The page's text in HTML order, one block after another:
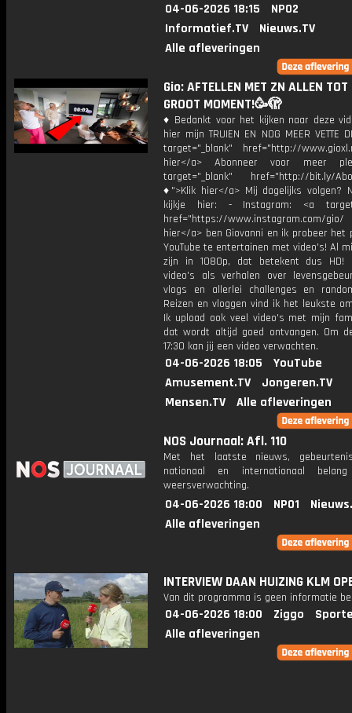
04-06-2026 18:15
NPO2
Informatief.TV
Nieuws.TV
Alle afleveringen
Gio: AFTELLEN MET ZN ALLEN TOT
GROOT MOMENT!🥳🫣
♦ Bedankt voor het kijken naar deze
hier mijn TRUIEN EN NOG MEER VETTE
target="_blank" href="http://
hier</a> Abonneer voor meer
target="_blank" href="http://bit.ly/
♦">Klik hier</a> Mij dagelijks volgen?
kijkje hier: - Instagram: <a
href="https://www.instagram.com/
hier</a> ben Giovanni en ik probeer het
YouTube te entertainen met video's! Al
zijn in 1080p, dat betekent dus HD!
video's als verhalen over
vlogs en allerlei challenges en
Reizen en vloggen vind ik het leukste
Ik upload ook veel video's met mijn
dat wordt altijd goed ontvangen. Om
17:30 kan jij een video verwachten.
04-06-2026 18:05
YouTube
Amusement.TV
Jongeren.TV
Mensen.TV
Alle afleveringen
NOS Journaal: Afl. 110
Met het laatste nieuws,
nationaal en internationaal
weersverwachting.
04-06-2026 18:00 NPO1
Alle afleveringen
INTERVIEW DAAN HUIZING KLM
Van dit programma is geen informatie
04-06-2026 18:00 Ziggo
Alle afleveringen